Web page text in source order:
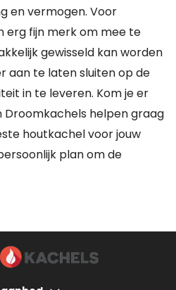
en vermogen. Voor
erg fijn merk om mee te
gewisseld kan worden
aan te laten sluiten op de
in te leveren. Kom je er
Droomkachels helpen graag
houtkachel voor jouw
plan om de